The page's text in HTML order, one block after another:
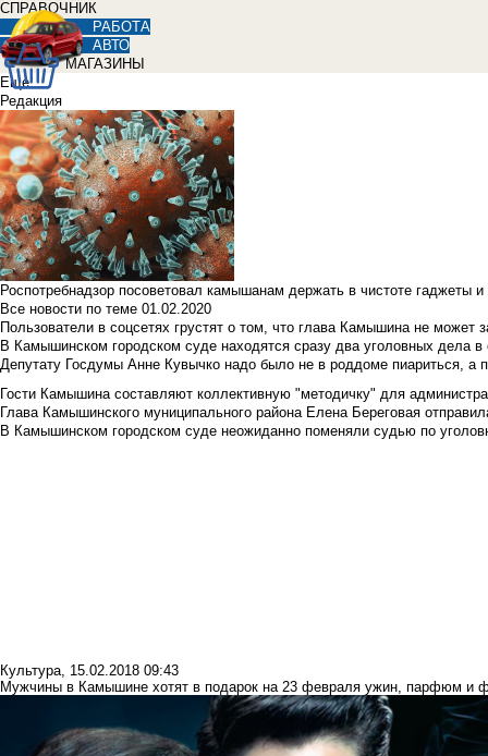
СПРАВОЧНИК
РАБОТА
АВТО
МАГАЗИНЫ
Еще
Редакция
Роспотребнадзор посоветовал камышанам держать в чистоте гаджеты
Все новости по теме 01.02.2020
Пользователи в соцсетях грустят о том, что глава Камышина не может
В Камышинском городском суде находятся сразу два уголовных дела
Депутату Госдумы Анне Кувычко надо было не в роддоме пиариться, а
Гости Камышина составляют коллективную "методичку" для
Глава Камышинского муниципального района Елена Береговая
В Камышинском городском суде неожиданно поменяли судью по
Культура, 15.02.2018 09:43
Мужчины в Камышине хотят в подарок на 23 февраля ужин, парфюм и